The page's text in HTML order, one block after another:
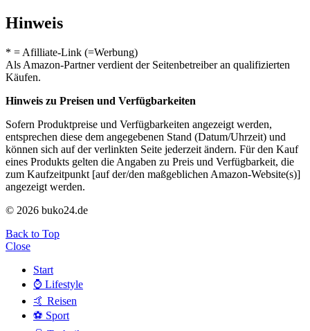
Hinweis
* = Afilliate-Link (=Werbung)
Als Amazon-Partner verdient der Seitenbetreiber an qualifizierten
Käufen.
Hinweis zu Preisen und Verfügbarkeiten
Sofern Produktpreise und Verfügbarkeiten angezeigt werden,
entsprechen diese dem angegebenen Stand (Datum/Uhrzeit) und
können sich auf der verlinkten Seite jederzeit ändern. Für den Kauf
eines Produkts gelten die Angaben zu Preis und Verfügbarkeit, die
zum Kaufzeitpunkt [auf der/den maßgeblichen Amazon-Website(s)]
angezeigt werden.
© 2026 buko24.de
Back to Top
Close
Start
⌚️ Lifestyle
🤙 Reisen
⚽️ Sport